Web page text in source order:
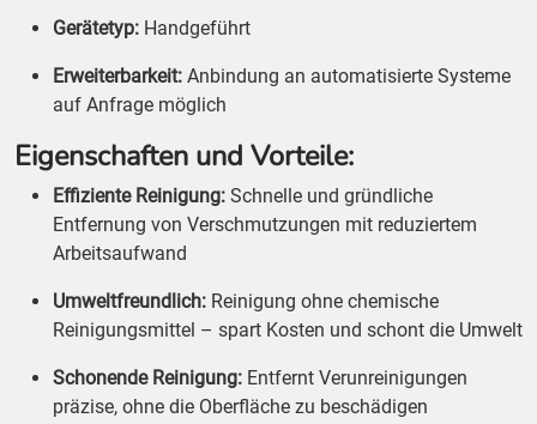
Gerätetyp: Handgeführt
Erweiterbarkeit: Anbindung an automatisierte Systeme
auf Anfrage möglich
Eigenschaften und Vorteile:
Effiziente Reinigung: Schnelle und gründliche
Entfernung von Verschmutzungen mit reduziertem
Arbeitsaufwand
Umweltfreundlich: Reinigung ohne chemische
Reinigungsmittel – spart Kosten und schont die Umwelt
Schonende Reinigung: Entfernt Verunreinigungen
präzise, ohne die Oberfläche zu beschädigen